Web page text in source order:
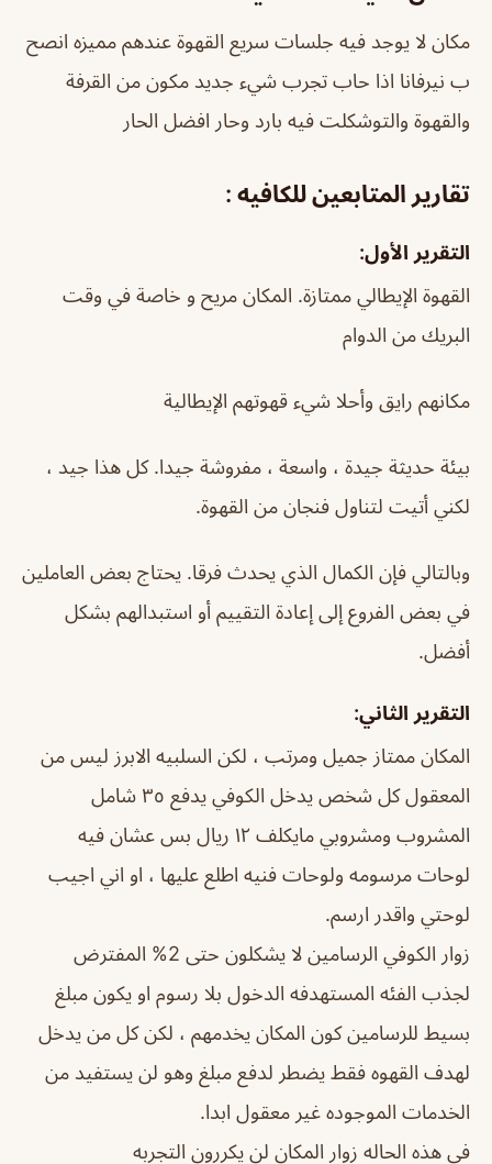
مكان لا يوجد فيه جلسات سريع القهوة عندهم مميزه انصح
ب نيرفانا اذا حاب تجرب شيء جديد مكون من القرفة
والقهوة والتوشكلت فيه بارد وحار افضل الحار
تقارير المتابعين للكافيه :
التقرير الأول:
القهوة الإيطالي ممتازة. المكان مريح و خاصة في وقت
البريك من الدوام
مكانهم رايق وأحلا شيء قهوتهم الإيطالية
بيئة حديثة جيدة ، واسعة ، مفروشة جيدا. كل هذا جيد ،
لكني أتيت لتناول فنجان من القهوة.
وبالتالي فإن الكمال الذي يحدث فرقا. يحتاج بعض العاملين
في بعض الفروع إلى إعادة التقييم أو استبدالهم بشكل
أفضل.
التقرير الثاني:
المكان ممتاز جميل ومرتب ، لكن السلبيه الابرز ليس من
المعقول كل شخص يدخل الكوفي يدفع ٣٥ شامل
المشروب ومشروبي مايكلف ١٢ ريال بس عشان فيه
لوحات مرسومه ولوحات فنيه اطلع عليها ، او اني اجيب
لوحتي واقدر ارسم.
زوار الكوفي الرسامين لا يشكلون حتى 2% المفترض
لجذب الفئه المستهدفه الدخول بلا رسوم او يكون مبلغ
بسيط للرسامين كون المكان يخدمهم ، لكن كل من يدخل
لهدف القهوه فقط يضطر لدفع مبلغ وهو لن يستفيد من
الخدمات الموجوده غير معقول ابدا.
في هذه الحاله زوار المكان لن يكررون التجربه